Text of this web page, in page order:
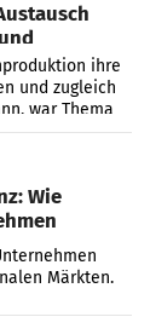
ihre
und zugleich
war Thema
Wie
Märkten.
die